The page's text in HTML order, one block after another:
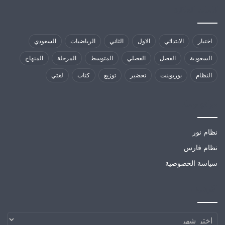
اختبار الابتدائي الاول الثاني الرياضيات السعودي
السعودية الفصل الفصلي المتوسط المرحلة المنهاج
النظام بوربوينت تحضير توزيع كتاب لغتي
نظام نور
نظام فارس
سياسة الخصوصية
الارشيف